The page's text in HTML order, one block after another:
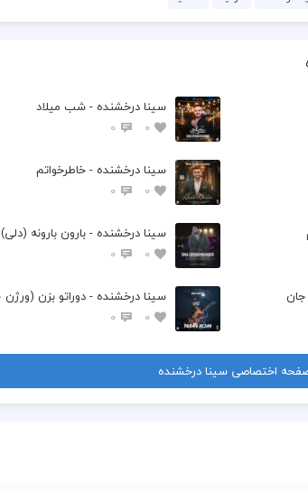
سینا درخشنده - شب میلاد
0
0
سینا درخشنده - خاطرخواتم
0
0
سینا درخشنده - بارون بارونه (دلی)
0
0
سینا درخشنده - دوراتو بزن
0
0
اختصاصی سینا درخشنده